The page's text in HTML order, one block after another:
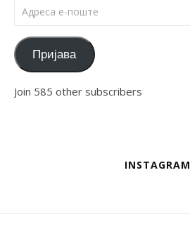
Пријава
Join 585 other subscribers
INSTAGRAM